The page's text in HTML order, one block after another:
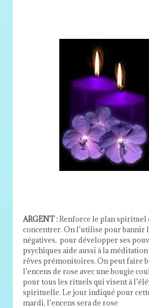
ARGENT :Renforce le plan spirituel
concentrer. On l’utilise pour bannir
négatives, pour développer ses
psychiques aide aussi à la
rêves prémonitoires. On peut faire
l’encens de rose avec une bougie
pour tous les rituels qui visent à
spirituelle. Le jour indiqué pour
mardi, l’encens sera de rose